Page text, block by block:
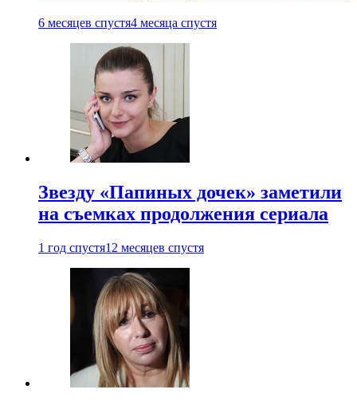
6 месяцев спустя4 месяца спустя
Звезду «Папиных дочек» заметили
на съемках продолжения сериала
1 год спустя12 месяцев спустя